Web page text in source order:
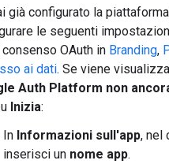
già configurato la
le seguenti
OAuth in Branding,
ai dati. Se viene
Auth Platform non
Inizia:
In Informazioni sull'app, nel
inserisci un nome app.